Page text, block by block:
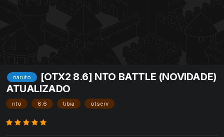
naruto
[OTX2 8.6] NTO BATTLE (NOVIDADE)
ATUALIZADO
nto 8.6 tibia otserv